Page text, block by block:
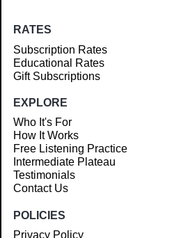
RATES
Subscription Rates
Educational Rates
Gift Subscriptions
EXPLORE
Who It's For
How It Works
Free Listening Practice
Intermediate Plateau
Testimonials
Contact Us
POLICIES
Privacy Policy